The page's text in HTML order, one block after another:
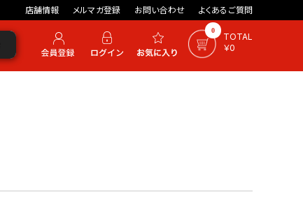
店舗情報 メルマガ登録 お問い合わせ よくあるご質問
0
TOTAL
￥0